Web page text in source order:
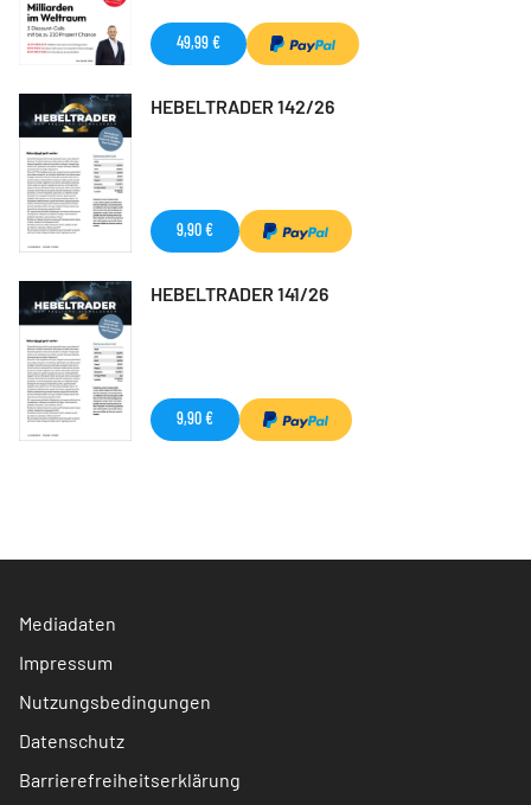
49,99 €
HEBELTRADER 142/26
9,90 €
HEBELTRADER 141/26
9,90 €
Mediadaten
Impressum
Nutzungsbedingungen
Datenschutz
Barrierefreiheitserklärung